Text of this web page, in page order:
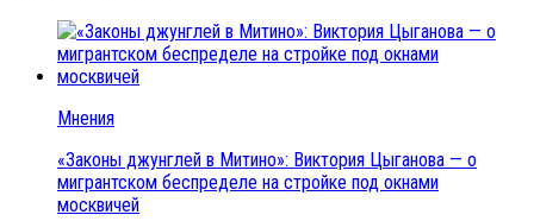
Мнения
«Законы джунглей в Митино»: Виктория Цыганова — о
мигрантском беспределе на стройке под окнами
москвичей